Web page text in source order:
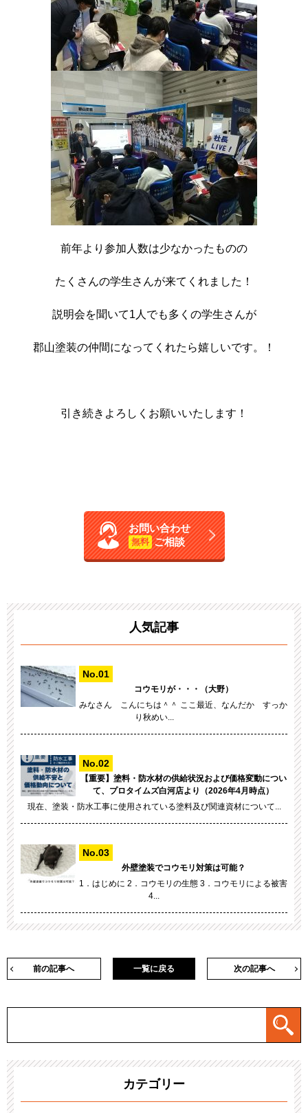
前年より参加人数は少なかったものの
たくさんの学生さんが来てくれました！
説明会を聞いて1人でも多くの学生さんが
郡山塗装の仲間になってくれたら嬉しいです。！
引き続きよろしくお願いいたします！
お問い合わせ
無料 ご相談
人気記事
コウモリが・・・（大野）
みなさん こんにちは＾＾ ここ最近、なんだか すっか
り秋めい...
【重要】塗料・防水材の供給状況および価格変動につい
て、プロタイムズ白河店より（2026年4月時点）
現在、塗装・防水工事に使用されている塗料及び関連資材について...
外壁塗装でコウモリ対策は可能？
1．はじめに 2．コウモリの生態 3．コウモリによる被害
4...
前の記事へ 次の記事へ
一覧に戻る
カテゴリー